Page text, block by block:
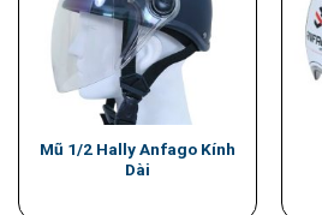
Mũ 1/2 Hally Anfago Kính
Dài